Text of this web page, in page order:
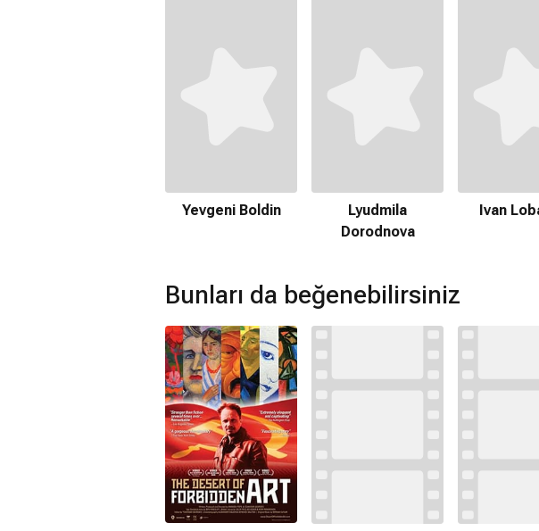
Yevgeni Boldin
Lyudmila
Dorodnova
Ivan
Bunları da beğenebilirsiniz